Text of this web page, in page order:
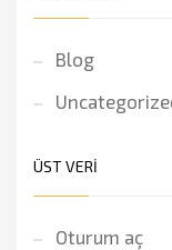
Blog
ÜST VERI
Oturum aç